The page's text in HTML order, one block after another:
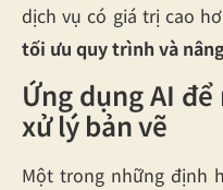
dịch vụ có giá trị cao
tối ưu quy trình và
Ứng dụng AI
xử lý bản vẽ
Một trong những định